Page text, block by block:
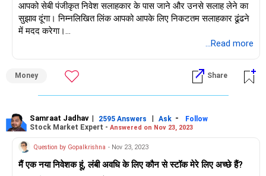
शुभ निवेश...
अस्वीकरण: यह जानकारी केवल शैक्षिक उद्देश्य के लिए है और खरीदने या बेचने
आपको सेबी पंजीकृत निवेश सलाहकार के पास जाने और उनसे सलाह लेने का
सुझाव दूंगा। निम्नलिखित लिंक आपको आपके लिए निकटतम सलाहकार ढूंढने
में मदद करेगा।
https://www.sebi.gov.in/sebiweb/other/OtherAction.do?
...Read more
Money Share
Samraat Jadhav| 2595 Answers | Ask -
Follow
Stock Market Expert - Answered on Nov 23, 2023
Question by Gopalkrishna - Nov 23, 2023
मैं एक नया निवेशक हूं, लंबी अवधि के लिए कौन से स्टॉक मेरे लिए अच्छे हैं?